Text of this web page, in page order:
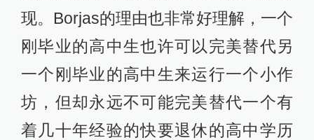
现。Borjas的理由也非常好理解，一个
刚毕业的高中生也许可以完美替代另
一个刚毕业的高中生来运行一个小作
坊，但却永远不可能完美替代一个有
着几十年经验的快要退休的高中学历